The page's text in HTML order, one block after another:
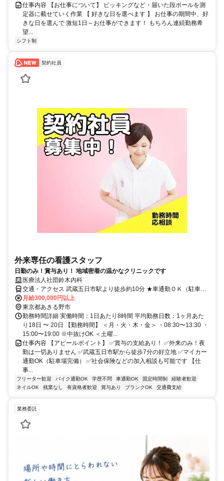
仕事内容 【お仕事について】 ピッキングなど・届いた段ボールを測
定器に載せていく作業 【 好きな日を選べます 】 お仕事の期間中、好
きな日を選んで 激短1日～お仕事ができます！ もちろん連続勤務希
望...
シフト制
契約社員
外来専任の看護スタッフ
日勤のみ！賞与あり！ 地域密着の温かなクリニックです
医療法人社団鈴木内科
交通・アクセス 武蔵五日市駅より徒歩約10分 ★車通勤ＯＫ（駐車場
完備）
月給300,000円以上
東京都あきる野市
勤務時間詳細 実働時間：1日あたり8時間 平均勤務日数：1ヶ月あた
り18日 〜 20日 【勤務時間】 ＜月・火・木・金＞ ・08:30〜13:30 ・
15:00〜19:00 ※中抜けOK ＜土曜...
仕事内容 【アピールポイント】 ✅賞与の支給あり！ ✅外来のみ！夜
勤は一切ありません ✅武蔵五日市駅から徒歩7分の好立地 ✅マイカー
通勤OK（駐車場完備） ✅社会保険などの加入相談も可能です 【仕
事...
フリーター歓迎 バイク通勤OK 学歴不問 車通勤OK 固定時間制
経験者歓迎
ネイルOK
残業なし 有資格者歓迎 賞与あり ブランクOK 交通費支給
業務委託